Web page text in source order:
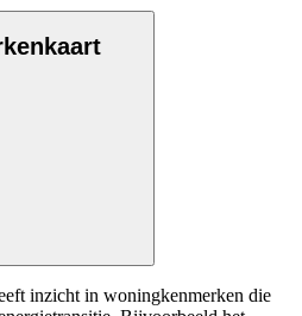
inzicht in woningkenmerken die